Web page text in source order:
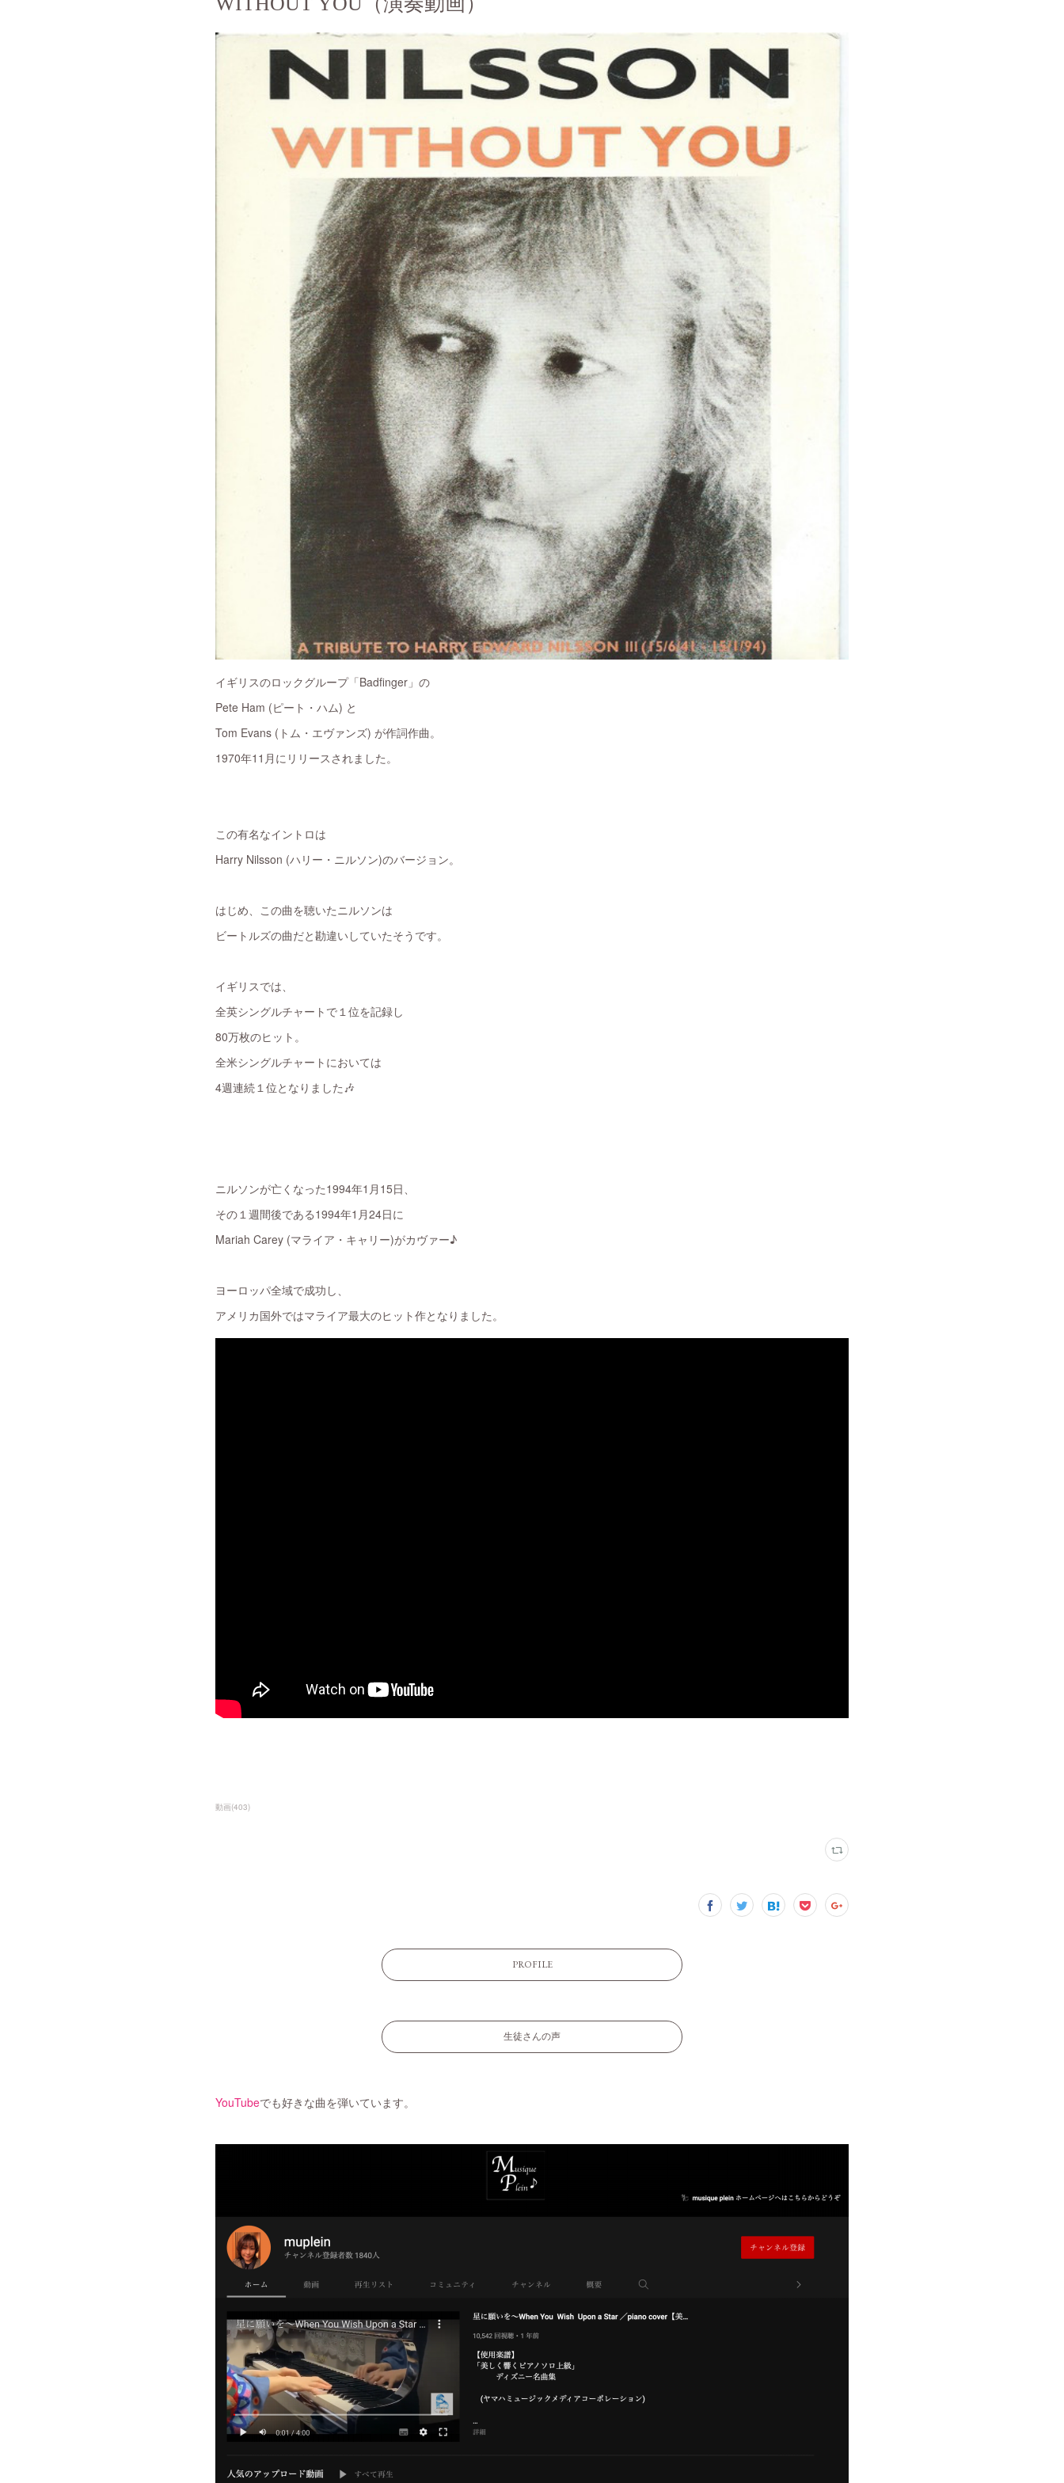
イギリスのロックグループ「Badfinger」の
Pete Ham (ピート・ハム) と
Tom Evans (トム・エヴァンズ) が作詞作曲。
1970年11月にリリースされました。
この有名なイントロは
Harry Nilsson (ハリー・ニルソン)のバージョン。
はじめ、この曲を聴いたニルソンは
ビートルズの曲だと勘違いしていたそうです。
イギリスでは、
全英シングルチャートで１位を記録し
80万枚のヒット。
全米シングルチャートにおいては
4週連続１位となりました🎶
ニルソンが亡くなった1994年1月15日、
その１週間後である1994年1月24日に
Mariah Carey (マライア・キャリー)がカヴァー♪
ヨーロッパ全域で成功し、
アメリカ国外ではマライア最大のヒット作となりました。
動画(403)
PROFILE
生徒さんの声
YouTubeでも好きな曲を弾いています。